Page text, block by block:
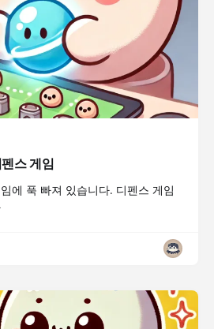
스 게임
에 푹 빠져 있습니다. 디펜스 게임